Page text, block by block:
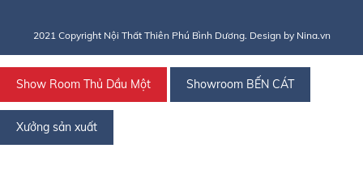
2021 Copyright Nội Thất Thiên Phú Bình Dương. Design by Nina.vn
Show Room Thủ Dầu Một Showroom BẾN CÁT
Xưởng sản xuất